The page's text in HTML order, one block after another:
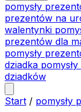
pomysły
prezentów na
walentynki
prezentów dla
pomysły
dziadka
dziadków
Start / pomysły